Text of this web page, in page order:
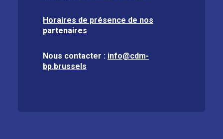
Horaires de présence de nos
partenaires
Nous contacter : info@cdm-
bp.brussels